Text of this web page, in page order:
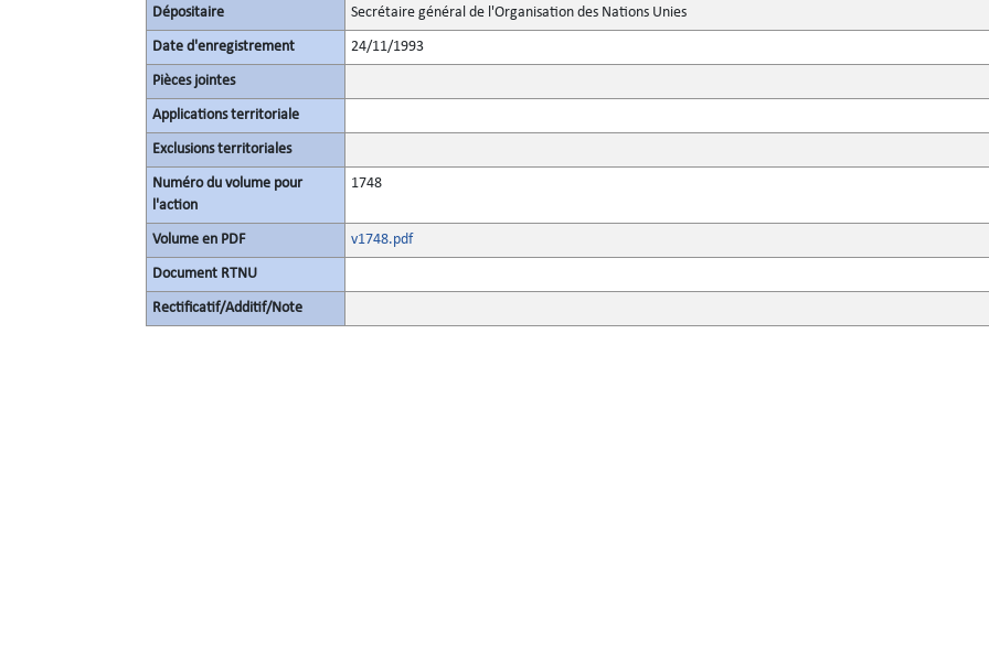
Dépositaire Secrétaire général de l'Organisation des Nations Unies
Date d'enregistrement 24/11/1993
Pièces jointes
Applications territoriale
Exclusions territoriales
Numéro du volume pour
l'action
1748
Volume en PDF v1748.pdf
Document RTNU
Rectificatif/Additif/Note